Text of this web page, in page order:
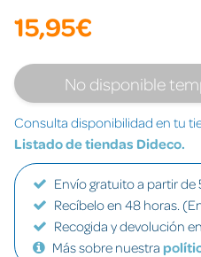
15,95€
No disponible
Consulta disponibilidad en tu
Listado de tiendas Dideco.
Envío gratuito a partir de
Recíbelo en 48 horas.
Recogida y devolución
Más sobre nuestra